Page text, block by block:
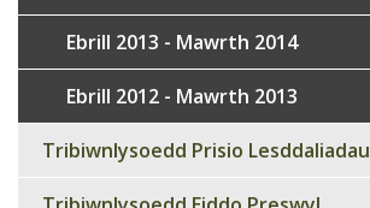
Ebrill 2013 - Mawrth 2014
Ebrill 2012 - Mawrth 2013
Tribiwnlysoedd Prisio Lesddaliadau